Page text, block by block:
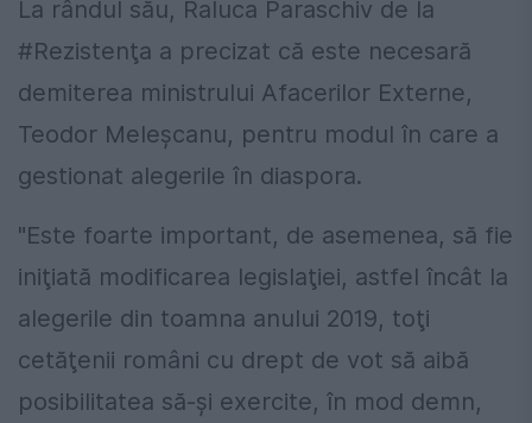
La rândul său, Raluca Paraschiv de la
#Rezistenţa a precizat că este necesară
demiterea ministrului Afacerilor Externe,
Teodor Meleşcanu, pentru modul în care a
gestionat alegerile în diaspora.
"Este foarte important, de asemenea, să fie
iniţiată modificarea legislaţiei, astfel încât la
alegerile din toamna anului 2019, toţi
cetăţenii români cu drept de vot să aibă
posibilitatea să-şi exercite, în mod demn,